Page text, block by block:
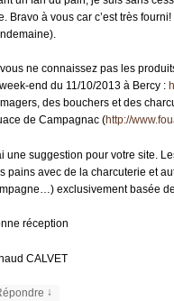
Bravo à vous car c’est très
ne connaissez pas les
end du 11/10/2013 à Bercy :
des bouchers et des
de Campagnac (http://
une suggestion pour votre site.
pains avec de la charcuterie et
exclusivement basée
réception
CALVET
↓